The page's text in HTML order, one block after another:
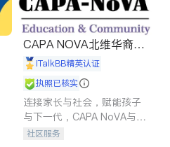
CAPA NOVA北维华裔家
长会iTalkBB精英认证
执照已核实
连接家长与社会，赋能孩子
与下一代，CAPA NoVA与您
携手建设包容、公平、充满
社区服务